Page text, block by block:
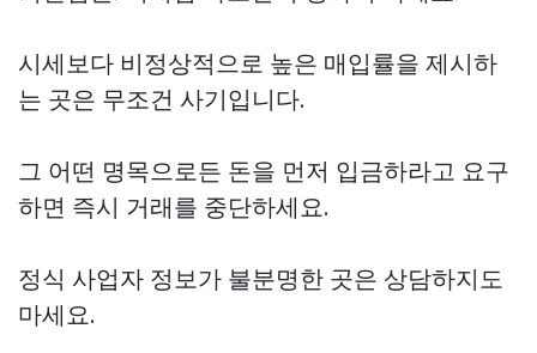
시세보다 비정상적으로 높은 매입률을 제시하
는 곳은 무조건 사기입니다.
그 어떤 명목으로든 돈을 먼저 입금하라고 요구
하면 즉시 거래를 중단하세요.
정식 사업자 정보가 불분명한 곳은 상담하지도
마세요.